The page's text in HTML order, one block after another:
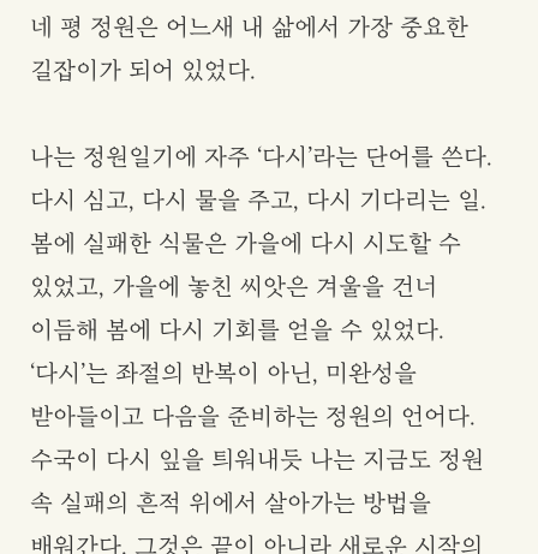
네 평 정원은 어느새 내 삶에서 가장 중요한
길잡이가 되어 있었다.
나는 정원일기에 자주 ‘다시’라는 단어를 쓴다.
다시 심고, 다시 물을 주고, 다시 기다리는 일.
봄에 실패한 식물은 가을에 다시 시도할 수
있었고, 가을에 놓친 씨앗은 겨울을 건너
이듬해 봄에 다시 기회를 얻을 수 있었다.
‘다시’는 좌절의 반복이 아닌, 미완성을
받아들이고 다음을 준비하는 정원의 언어다.
수국이 다시 잎을 틔워내듯 나는 지금도 정원
속 실패의 흔적 위에서 살아가는 방법을
배워간다. 그것은 끝이 아니라 새로운 시작의